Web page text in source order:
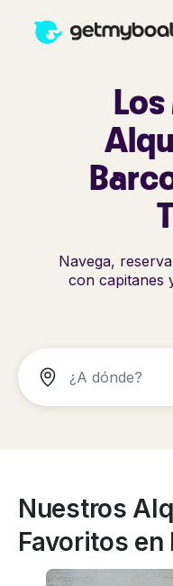
Navega,
con capitanes
Nuestros
Favoritos en